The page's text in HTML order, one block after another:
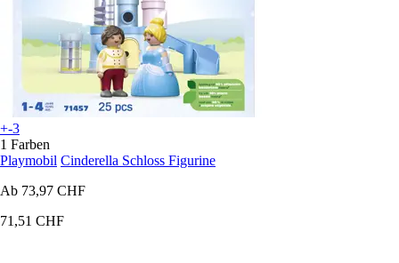
+-3
1 Farben
Playmobil Cinderella Schloss Figurine
Ab 73,97 CHF
71,51 CHF